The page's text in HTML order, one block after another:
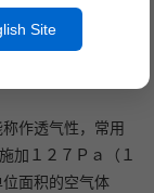
及粉尘剥离率
作透气性，常用
加１２７Ｐａ（１
面积的空气体
Site